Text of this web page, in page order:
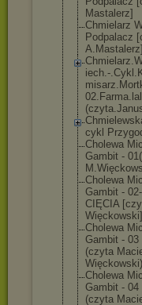
Mastalerz]
Chmielarz
Podpalacz
A.Mastalerz]
iech.-
cykl
Cholewa
Gambit -
Cholewa
Gambit -
CIĘCIA
Więckowski]
Cholewa
Gambit - 03
(czyta
Więckowski)
Cholewa
Gambit - 04
(czyta